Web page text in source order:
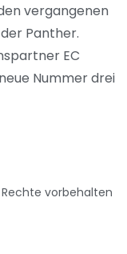
vergangenen
Panther.
EC
Nummer drei
vorbehalten